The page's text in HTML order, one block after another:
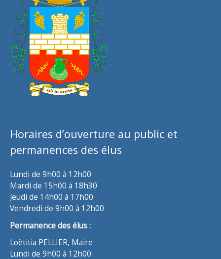
Horaires d’ouverture au public et
permanences des élus
Lundi de 9h00 à 12h00
Mardi de 15h00 à 18h30
Jeudi de 14h00 à 17h00
Vendredi de 9h00 à 12h00
Permanence des élus :
Loëtitia PELLIER, Maire
Lundi de 9h00 à 12h00